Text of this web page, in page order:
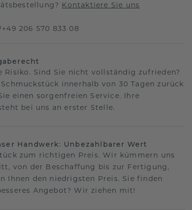
Kontaktiere Sie uns
+49 206 570 833 08
Risiko. Sind Sie nicht vollständig zufrieden?
Schmuckstück innerhalb von 30 Tagen zurück
einen sorgenfreien Service. Ihre
bei uns an erster Stelle.
Handwerk: Unbezahlbarer Wert
zum richtigen Preis. Wir kümmern uns
von der Beschaffung bis zur Fertigung,
Ihnen den niedrigsten Preis. Sie finden
Angebot? Wir ziehen mit!